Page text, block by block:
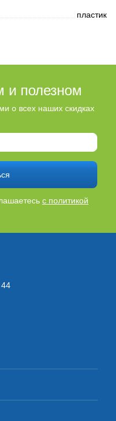
пластик
и полезном
о всех наших скидках
с политикой
44